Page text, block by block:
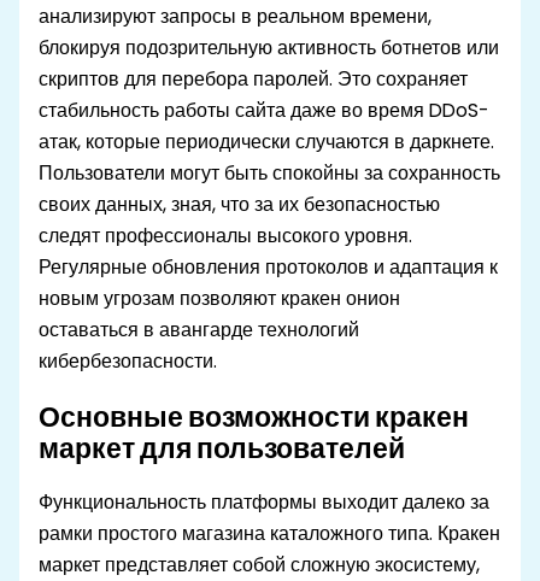
анализируют запросы в реальном времени,
блокируя подозрительную активность ботнетов или
скриптов для перебора паролей. Это сохраняет
стабильность работы сайта даже во время DDoS-
атак, которые периодически случаются в даркнете.
Пользователи могут быть спокойны за сохранность
своих данных, зная, что за их безопасностью
следят профессионалы высокого уровня.
Регулярные обновления протоколов и адаптация к
новым угрозам позволяют кракен онион
оставаться в авангарде технологий
кибербезопасности.
Основные возможности кракен
маркет для пользователей
Функциональность платформы выходит далеко за
рамки простого магазина каталожного типа. Кракен
маркет представляет собой сложную экосистему,